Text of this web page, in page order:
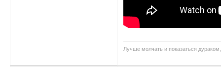
Лучше молчать и показаться